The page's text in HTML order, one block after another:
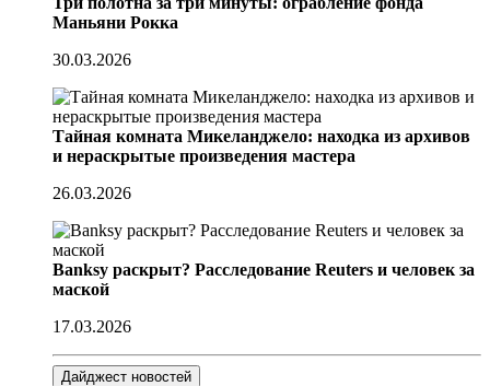
Маньяни Рокка
30.03.2026
Тайная комната Микеланджело: находка из архивов
и нераскрытые произведения мастера
26.03.2026
Banksy раскрыт? Расследование Reuters и человек за
маской
17.03.2026
Дайджест новостей